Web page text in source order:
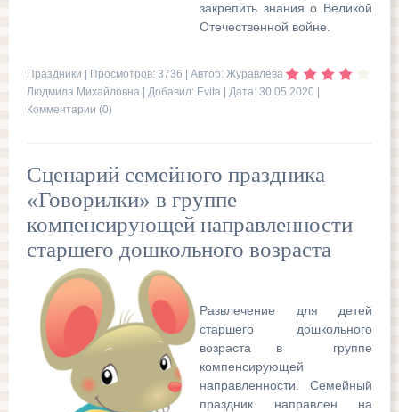
закрепить знания о Великой
Отечественной войне.
Праздники | Просмотров: 3736 | Автор: Журавлёва
Людмила Михайловна | Добавил: Evita | Дата: 30.05.2020
Комментарии (0)
Сценарий семейного праздника
«Говорилки» в группе
компенсирующей направленности
старшего дошкольного возраста
Развлечение для детей
старшего дошкольного
возраста в группе
компенсирующей
направленности. Семейный
праздник направлен на